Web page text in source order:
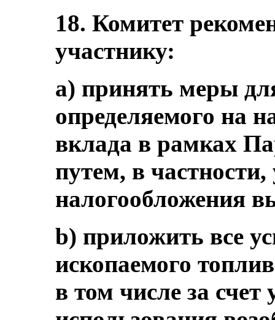
18. Комитет
участнику:
a) принять меры
определяемого на
вклада в рамках
путем, в
налогообложения
b) приложить все
ископаемого
в том числе за счет